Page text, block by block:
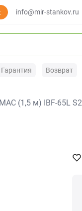
info@mir-stankov.ru
Гарантия Возврат
(1,5 м) IBF-65L S2